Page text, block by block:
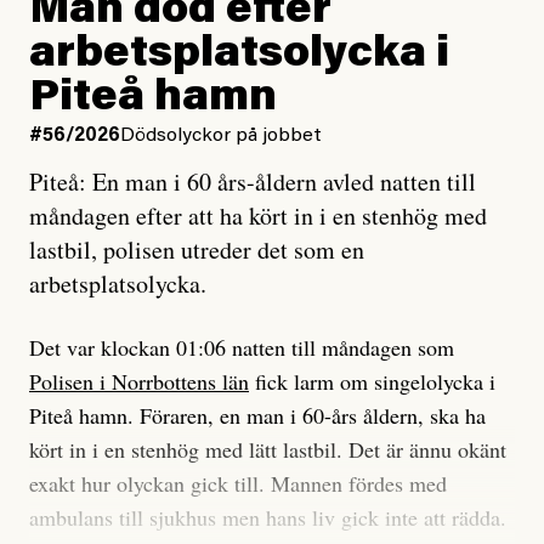
Vad betyder det att vara en röd, grön och oberoende
tidning?
Vad är bra journalistik?
Ett försök till korta svar som jag hoppas kan förtydliga
för Kuhn och Sassarinis-McGowan och andra hur jag
som chefredaktör ser på Dagens ETC:s uppdrag och
roll.
Vi skriver för våra läsare som vill bli informerade,
överraskade, bekräftade, utmanade – och som kräver
att vi granskar allt och alla.
Vi är som sagt en röd, grön och oberoende tidning.
Det betyder en annan journalistik än vad du hittar i
Jag lärde mig renovera
enligt uråldrig metod
och lade min sista ungdom
på att laga en gammal bod.
Jag sökte ljuset och meningen,
efter det som var rent, rätt och sant,
och aldrig såg jag det klarare än
när jag ombord på bussen hjälpte en tant.
#23/2026Intervjun
Jesper Lundby: ”Livet i sig
är ganska politiskt”
Man död efter
arbetsplatsolycka i
Piteå hamn
#56/2026 Dödsolyckor på jobbet
Piteå: En man i 60 års-åldern avled natten till
måndagen efter att ha kört in i en stenhög med
lastbil, polisen utreder det som en
arbetsplatsolycka.
Det var klockan 01:06 natten till måndagen som
Polisen i Norrbottens län fick larm om singelolycka i
Piteå hamn. Föraren, en man i 60-års åldern, ska ha
kört in i en stenhög med lätt lastbil. Det är ännu okänt
exakt hur olyckan gick till. Mannen fördes med
ambulans till sjukhus men hans liv gick inte att rädda.